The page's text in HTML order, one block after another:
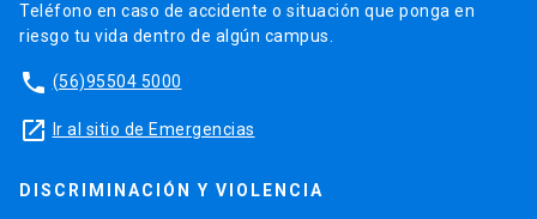
Teléfono en caso de accidente o situación que ponga en
riesgo tu vida dentro de algún campus.
phone (56)95504 5000
launch Ir al sitio de Emergencias
DISCRIMINACIÓN Y VIOLENCIA